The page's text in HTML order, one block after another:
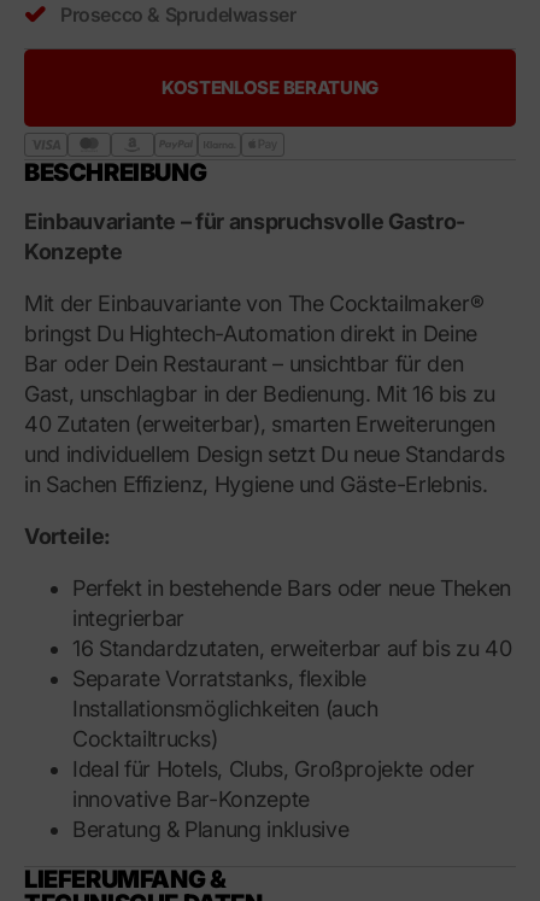
Prosecco & Sprudelwasser
KOSTENLOSE BERATUNG
BESCHREIBUNG
Einbauvariante – für anspruchsvolle Gastro-
Konzepte
Mit der Einbauvariante von The Cocktailmaker®
bringst Du Hightech-Automation direkt in Deine
Bar oder Dein Restaurant – unsichtbar für den
Gast, unschlagbar in der Bedienung. Mit 16 bis zu
40 Zutaten (erweiterbar), smarten Erweiterungen
und individuellem Design setzt Du neue Standards
in Sachen Effizienz, Hygiene und Gäste-Erlebnis.
Vorteile:
Perfekt in bestehende Bars oder neue Theken
integrierbar
16 Standardzutaten, erweiterbar auf bis zu 40
Separate Vorratstanks, flexible
Installationsmöglichkeiten (auch
Cocktailtrucks)
Ideal für Hotels, Clubs, Großprojekte oder
innovative Bar-Konzepte
Beratung & Planung inklusive
LIEFERUMFANG &